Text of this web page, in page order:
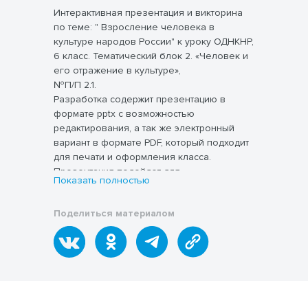
Интерактивная презентация и викторина
по теме: " Взросление человека в
культуре народов России" к уроку ОДНКНР,
6 класс. Тематический блок 2. «Человек и
его отражение в культуре»,
№П/П 2.1.
Разработка содержит презентацию в
формате pptx с возможностью
редактирования, а так же электронный
вариант в формате PDF, который подходит
для печати и оформления класса.
Презентация подойдет для
использования при подготовке к уроку, к
открытым урокам.
Презентация содержит 40 тематических
к викторине. Игра подготовлена по типу
"Кто хочет стать миллионером" с
вариантами ответов (имеются
юмористические варианты). Все настройки
Показать полностью
Поделиться материалом